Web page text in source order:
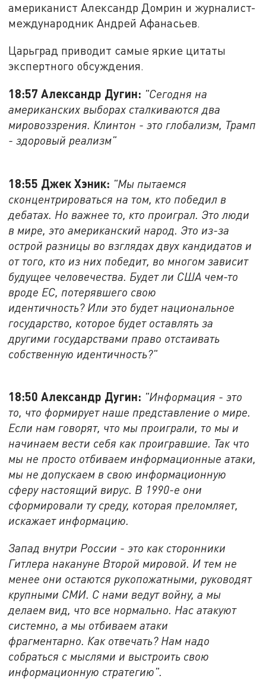
американист Александр Домрин и журналист-
международник Андрей Афанасьев.
Царьград приводит самые яркие цитаты
экспертного обсуждения.
18:57 Александр Дугин: "Сегодня на
американских выборах сталкиваются два
мировоззрения. Клинтон - это глобализм, Трамп
- здоровый реализм"
18:55 Джек Хэник: "Мы пытаемся
сконцентрироваться на том, кто победил в
дебатах. Но важнее то, кто проиграл. Это люди
в мире, это американский народ. Это из-за
острой разницы во взглядах двух кандидатов и
от того, кто из них победит, во многом зависит
будущее человечества. Будет ли США чем-то
вроде ЕС, потерявшего свою
идентичность? Или это будет национальное
государство, которое будет оставлять за
другими государствами право отстаивать
собственную идентичность?"
18:50 Александр Дугин: "Информация - это
то, что формирует наше представление о мире.
Если нам говорят, что мы проиграли, то мы и
начинаем вести себя как проигравшие. Так что
мы не просто отбиваем информационные атаки,
мы не допускаем в свою информационную
сферу настоящий вирус. В 1990-е они
сформировали ту среду, которая преломляет,
искажает информацию.
Запад внутри России - это как сторонники
Гитлера накануне Второй мировой. И тем не
менее они остаются рукопожатными, руководят
крупными СМИ. С нами ведут войну, а мы
делаем вид, что все нормально. Нас атакуют
системно, а мы отбиваем атаки
фрагментарно. Как отвечать? Нам надо
собраться с мыслями и выстроить свою
информационную стратегию".